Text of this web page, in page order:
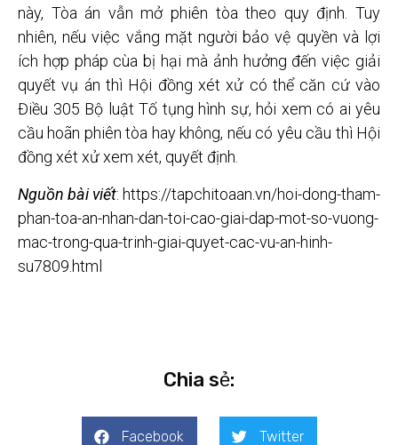
này, Tòa án vẫn mở phiên tòa theo quy định. Tuy
nhiên, nếu việc vắng mặt người bảo vệ quyền và lợi
ích hợp pháp cùa bị hại mà ảnh hưởng đến việc giải
quyết vụ án thì Hội đồng xét xử có thể căn cứ vào
Điều 305 Bộ luật Tố tụng hình sự, hỏi xem có ai yêu
cầu hoãn phiên tòa hay không, nếu có yêu cầu thì Hội
đồng xét xử xem xét, quyết định.
Nguồn bài viết: https://tapchitoaan.vn/hoi-dong-tham-
phan-toa-an-nhan-dan-toi-cao-giai-dap-mot-so-vuong-
mac-trong-qua-trinh-giai-quyet-cac-vu-an-hinh-
su7809.html
Chia sẻ:
Facebook Twitter